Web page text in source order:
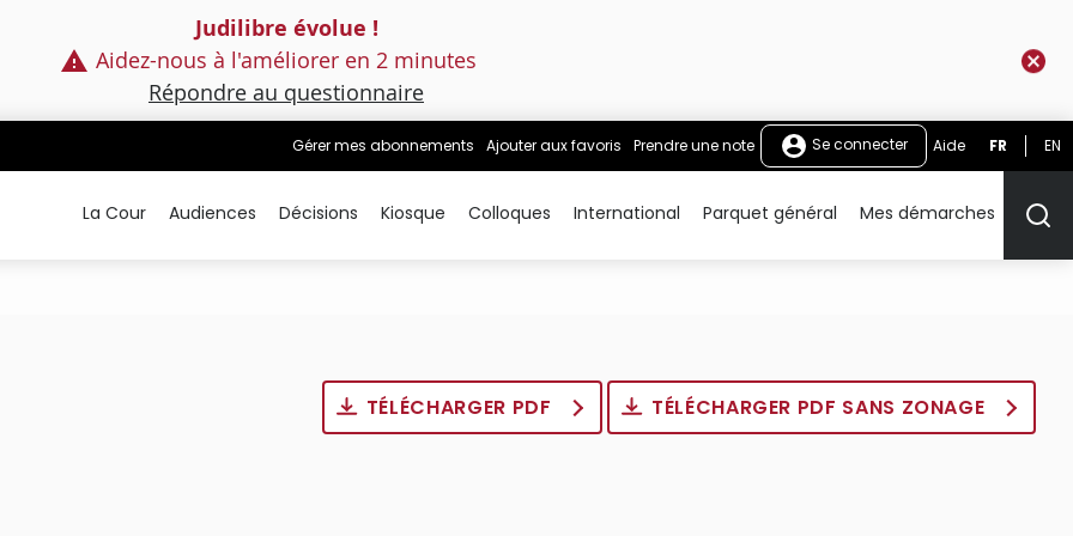
Judilibre évolue !
Aidez-nous à l'améliorer en 2 minutes
Répondre au questionnaire
Gérer mes abonnements Ajouter aux favoris Prendre une note Se connecter Aide FR EN
La Cour Audiences Décisions Kiosque Colloques International Parquet général Mes démarches
TÉLÉCHARGER PDF TÉLÉCHARGER PDF SANS ZONAGE